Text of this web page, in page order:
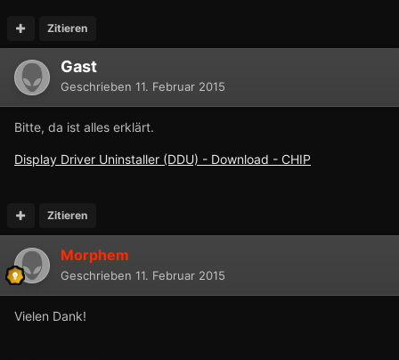
Zitieren
Gast
Geschrieben 11. Februar 2015
Bitte, da ist alles erklärt.
Display Driver Uninstaller (DDU) - Download - CHIP
Zitieren
Morphem
Geschrieben 11. Februar 2015
Vielen Dank!